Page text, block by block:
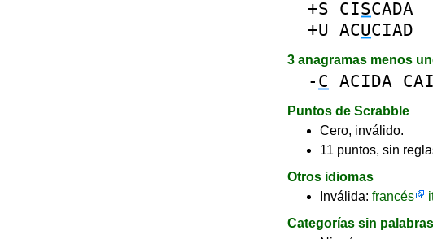
+S CISCADA
+U ACUCIAD
3 anagramas menos
- C ACIDA
Puntos de Scrabble
Cero, inválido.
11 puntos, sin
Otros idiomas
Inválida: francés
Categorías sin palabras